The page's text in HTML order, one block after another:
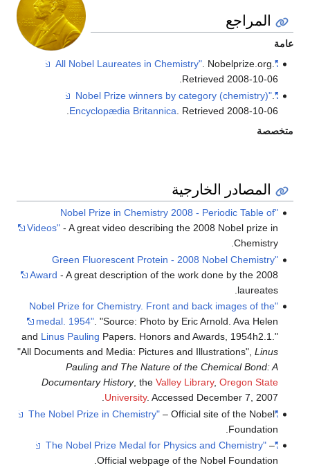
المراجع
عامة
"All Nobel Laureates in Chemistry"
. Nobelprize.org.
Retrieved 2008-10-06
.
"Nobel Prize winners by category (chemistry)"
.
Encyclopædia Britannica . Retrieved 2008-10-06
متخصصة
المصادر الخارجية
"Nobel Prize in Chemistry 2008 - Periodic Table of
Videos"- A great video describing the 2008 Nobel prize in
Chemistry.
"Green Fluorescent Protein - 2008 Nobel Chemistry
Award - A great description of the work done by the 2008
laureates.
"Nobel Prize for Chemistry. Front and back images of the
medal. 1954". "Source: Photo by Eric Arnold. Ava Helen
and Linus Pauling Papers. Honors and Awards, 1954h2.1."
"All Documents and Media: Pictures and Illustrations", Linus
Pauling and The Nature of the Chemical Bond: A
Documentary History, the Valley Library, Oregon State
University. Accessed December 7, 2007.
"The Nobel Prize in Chemistry"
– Official site of the Nobel
Foundation.
"The Nobel Prize Medal for Physics and Chemistry"
–
Official webpage of the Nobel Foundation.